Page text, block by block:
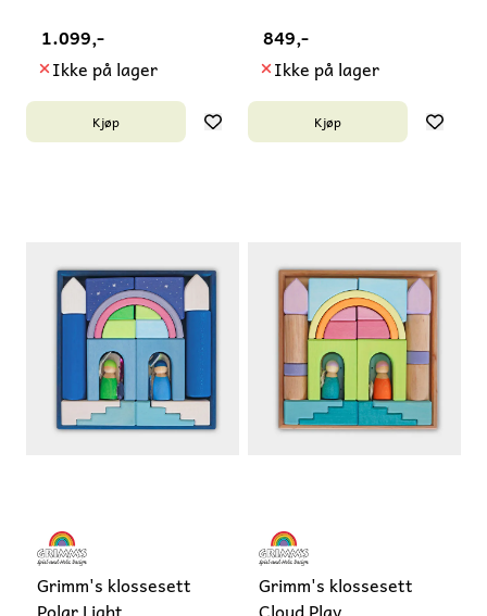
1.099,-
Ikke på lager
Kjøp
849,-
Ikke på lager
Kjøp
Grimm's klossesett
Grimm's klossesett